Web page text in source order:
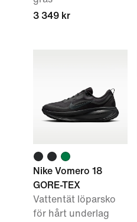
3 349 kr
Nike Vomero 18
GORE-TEX
Vattentät löparsko
för hårt underlag